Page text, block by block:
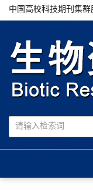
中国高校科技期刊集群